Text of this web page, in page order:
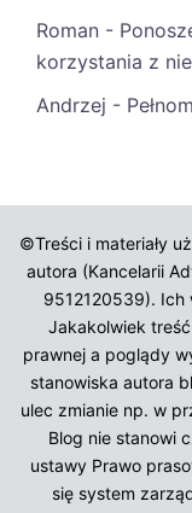
Roman -
korzystania z
Andrzej -
©Treści i materiały
autora (Kancelarii
9512120539).
Jakakolwiek
prawnej a poglądy
stanowiska autora
ulec zmianie np. w
Blog nie stanowi
ustawy Prawo
się system